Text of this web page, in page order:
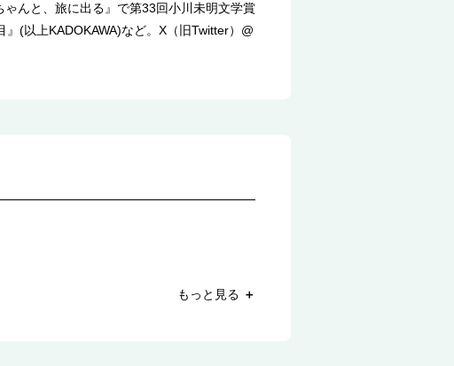
んと、旅に出る』で第33回小川未明文学賞
(以上KADOKAWA)など。X（旧Twitter）@
もっと見る ＋